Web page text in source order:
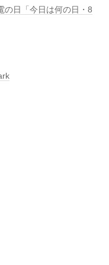
の日「今日は何の日・8